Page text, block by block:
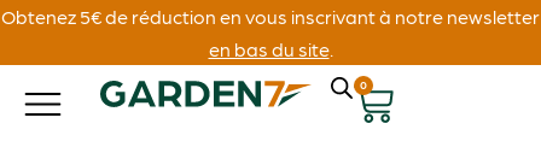
Obtenez 5€ de réduction en vous inscrivant à notre newsletter
en bas du site.
0